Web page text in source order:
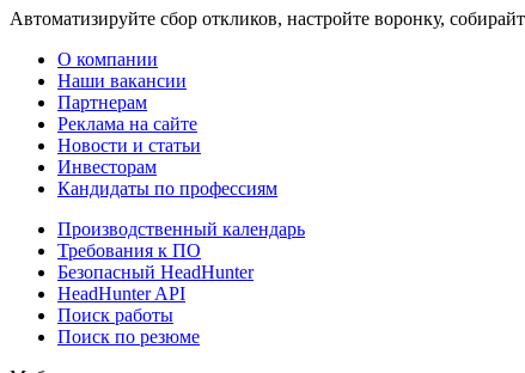
Автоматизируйте сбор откликов, настройте воронку,
О компании
Наши вакансии
Партнерам
Реклама на сайте
Новости и статьи
Инвесторам
Кандидаты по профессиям
Производственный календарь
Требования к ПО
Безопасный HeadHunter
HeadHunter API
Поиск работы
Поиск по резюме